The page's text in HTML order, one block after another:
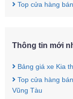
Top cửa hàng
Thông tin mới
Bảng giá xe Kia
Top cửa hàng
Vũng Tàu